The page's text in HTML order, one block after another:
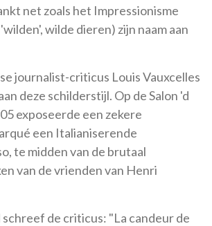
net zoals het Impressionisme
wilde dieren) zijn naam aan
journalist-criticus Louis Vauxcelles
deze schilderstijl. Op de Salon 'd
exposeerde een zekere
een Italianiserende
te midden van de brutaal
van de vrienden van Henri
de criticus: "La candeur de